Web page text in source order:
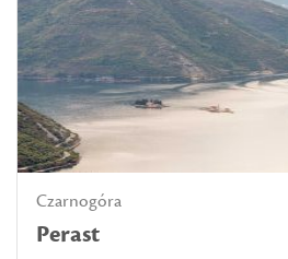
Czarnogóra
Perast